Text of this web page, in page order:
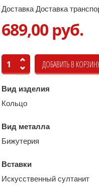
Доставка Доставка
689,00 руб.
Вид изделия
Кольцо
Вид металла
Бижутерия
Вставки
Искусственный султанит